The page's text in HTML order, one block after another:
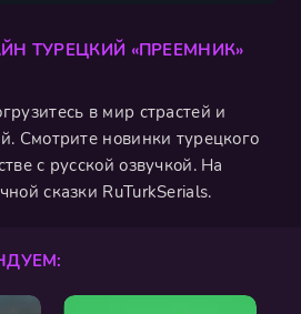
ТУРЕЦКИЙ «ПРЕЕМНИК»
в мир страстей и
Смотрите новинки турецкого
с русской озвучкой. На
сказки RuTurkSerials.